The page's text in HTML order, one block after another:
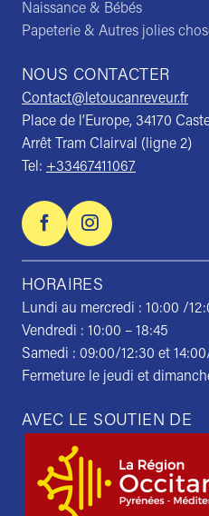
Naissance & Bébés
Papeterie & Autres jolies
NOUS CONTACTER
Contact@letoucanreveur.fr
Place de l’Europe, 34170
Arrêt Tram Clairval (ligne 2)
Tel: +33467411067
HORAIRES
Lundi au mercredi : 10:00 /
Vendredi : 10:00 – 18:45
Samedi : 09:00/12:30 et
Fermeture le jeudi et
AVEC LE SOUTIEN DE